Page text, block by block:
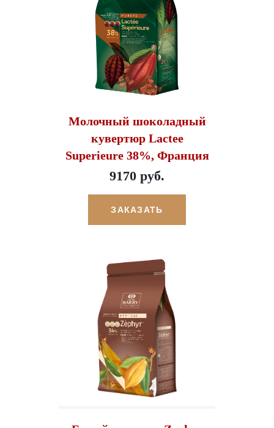
Молочный шоколадный
кувертюр Lactee
Superieure 38%, Франция
9170 руб.
ЗАКАЗАТЬ